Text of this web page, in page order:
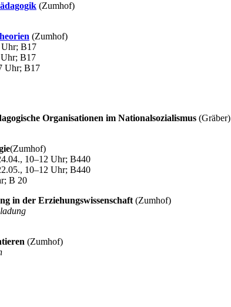
(Zumhof)
(Zumhof)
Uhr; B17
Uhr; B17
Uhr; B17
Organisationen im Nationalsozialismus (Gräber)
(Zumhof)
10–12 Uhr; B440
10–12 Uhr; B440
B 20
in der Erziehungswissenschaft (Zumhof)
(Zumhof)